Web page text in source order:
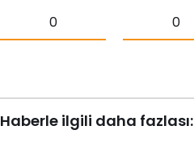
0 0
Haberle ilgili daha fazlası: